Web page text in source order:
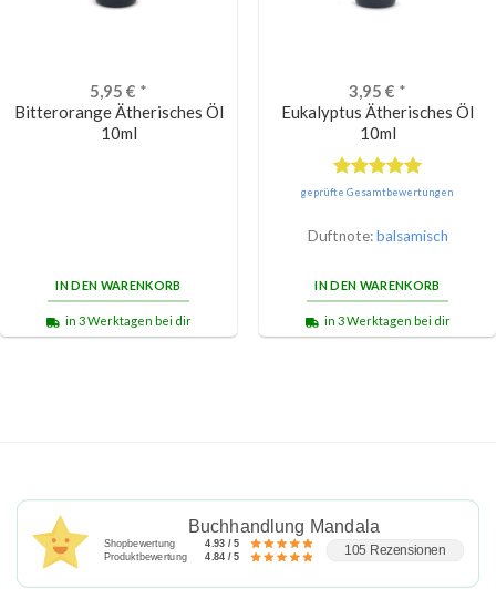
5,95 € *
Bitterorange Ätherisches Öl
10ml
IN DEN WARENKORB
in 3 Werktagen bei dir
3,95 € *
Eukalyptus Ätherisches Öl
10ml
Bewertet
von 5
geprüfte Gesamtbewertungen
Duftnote:balsamisch
IN DEN WARENKORB
in 3 Werktagen bei dir
Buchhandlung Mandala
Shopbewertung 4.93 / 5
Produktbewertung 4.84 / 5 105 Rezensionen